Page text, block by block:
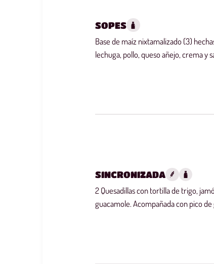
SOPES
Base de maíz nixtamalizado (3)
lechuga, pollo, queso añejo, crema y
SINCRONIZADA
2 Quesadillas con tortilla de trigo,
guacamole. Acompañada con pico de